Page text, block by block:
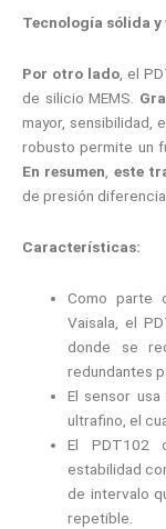
Tecnología sólida y
Por otro lado , el
de silicio MEMS.
mayor, sensibilidad,
robusto permite un
En resumen este
de presión
Características:
Como parte
Vaisala, el
donde se
redundantes
El sensor
ultrafino, el
El PDT102
estabilidad
de intervalo
repetible.